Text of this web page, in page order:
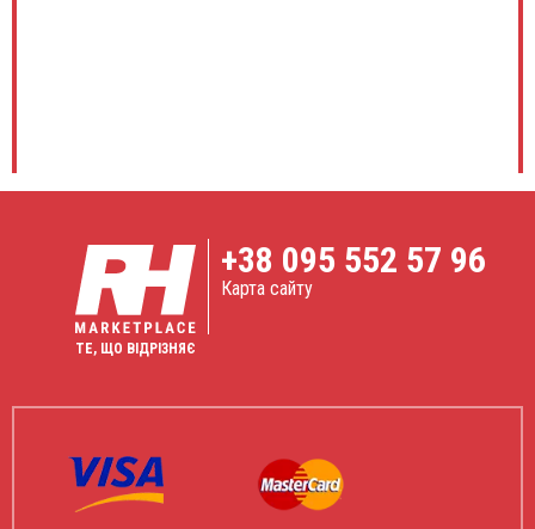
ТЕ, ЩО ВІДРІЗНЯЄ
+38 095 552 57 96
Карта сайту